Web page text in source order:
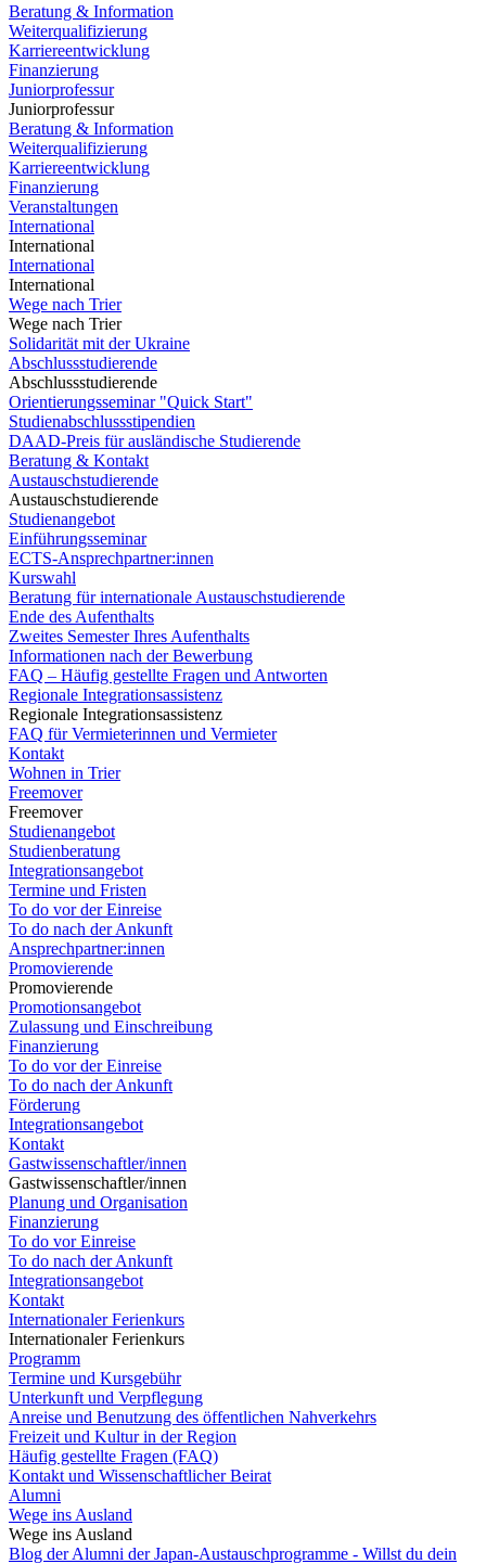
Beratung & Information
Weiterqualifizierung
Karriereentwicklung
Finanzierung
Juniorprofessur
Juniorprofessur
Beratung & Information
Weiterqualifizierung
Karriereentwicklung
Finanzierung
Veranstaltungen
International
International
International
International
Wege nach Trier
Wege nach Trier
Solidarität mit der Ukraine
Abschlussstudierende
Abschlussstudierende
Orientierungsseminar "Quick Start"
Studienabschlussstipendien
DAAD-Preis für ausländische Studierende
Beratung & Kontakt
Austauschstudierende
Austauschstudierende
Studienangebot
Einführungsseminar
ECTS-Ansprechpartner:innen
Kurswahl
Beratung für internationale Austauschstudierende
Ende des Aufenthalts
Zweites Semester Ihres Aufenthalts
Informationen nach der Bewerbung
FAQ – Häufig gestellte Fragen und Antworten
Regionale Integrationsassistenz
Regionale Integrationsassistenz
FAQ für Vermieterinnen und Vermieter
Kontakt
Wohnen in Trier
Freemover
Freemover
Studienangebot
Studienberatung
Integrationsangebot
Termine und Fristen
To do vor der Einreise
To do nach der Ankunft
Ansprechpartner:innen
Promovierende
Promovierende
Promotionsangebot
Zulassung und Einschreibung
Finanzierung
To do vor der Einreise
To do nach der Ankunft
Förderung
Integrationsangebot
Kontakt
Gastwissenschaftler/innen
Gastwissenschaftler/innen
Planung und Organisation
Finanzierung
To do vor Einreise
To do nach der Ankunft
Integrationsangebot
Kontakt
Internationaler Ferienkurs
Internationaler Ferienkurs
Programm
Termine und Kursgebühr
Unterkunft und Verpflegung
Anreise und Benutzung des öffentlichen Nahverkehrs
Freizeit und Kultur in der Region
Häufig gestellte Fragen (FAQ)
Kontakt und Wissenschaftlicher Beirat
Alumni
Wege ins Ausland
Wege ins Ausland
Blog der Alumni der Japan-Austauschprogramme - Willst du dein